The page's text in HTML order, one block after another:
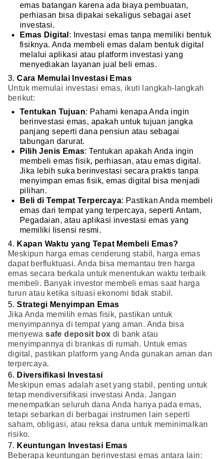
emas batangan karena ada biaya pembuatan,
perhiasan bisa dipakai sekaligus sebagai aset
investasi.
Emas Digital : Investasi emas tanpa memiliki bentuk
fisiknya. Anda membeli emas dalam bentuk digital
melalui aplikasi atau platform investasi yang
menyediakan layanan jual beli emas.
3.Cara Memulai Investasi Emas
Untuk memulai investasi emas, ikuti langkah-langkah
berikut:
Tentukan Tujuan: Pahami kenapa Anda ingin
berinvestasi emas, apakah untuk tujuan jangka
panjang seperti dana pensiun atau sebagai
tabungan darurat.
Pilih Jenis Emas: Tentukan apakah Anda ingin
membeli emas fisik, perhiasan, atau emas digital.
Jika lebih suka berinvestasi secara praktis tanpa
menyimpan emas fisik, emas digital bisa menjadi
pilihan.
Beli di Tempat Terpercaya: Pastikan Anda membeli
emas dari tempat yang terpercaya, seperti Antam,
Pegadaian, atau aplikasi investasi emas yang
memiliki lisensi resmi.
4. Kapan Waktu yang Tepat Membeli Emas?
Meskipun harga emas cenderung stabil, harga emas
dapat berfluktuasi. Anda bisa memantau tren harga
emas secara berkala untuk menentukan waktu terbaik
membeli. Banyak investor membeli emas saat harga
turun atau ketika situasi ekonomi tidak stabil.
5.Strategi Menyimpan Emas
Jika Anda memilih emas fisik, pastikan untuk
menyimpannya di tempat yang aman. Anda bisa
menyewasafe deposit box di bank atau
menyimpannya di brankas di rumah. Untuk emas
digital, pastikan platform yang Anda gunakan aman dan
terpercaya.
6. Diversifikasi Investasi
Meskipun emas adalah aset yang stabil, penting untuk
tetap mendiversifikasi investasi Anda. Jangan
menempatkan seluruh dana Anda hanya pada emas,
tetapi sebarkan di berbagai instrumen lain seperti
saham, obligasi, atau reksa dana untuk meminimalkan
risiko.
7. Keuntungan Investasi Emas
Beberapa keuntungan berinvestasi emas antara lain: